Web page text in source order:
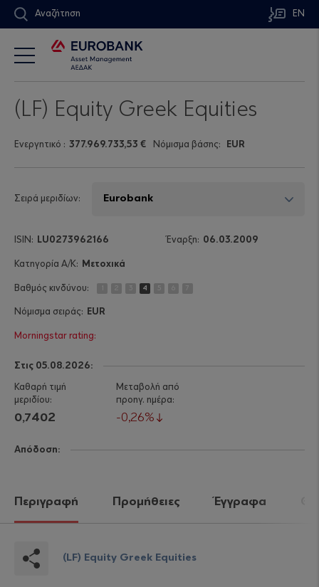
Αναζήτηση EN
(LF) Equity Greek Equities
Νόμισμα βάσης: EUR
Ενεργητικό : 377.969.733,53 €
Σειρά μεριδίων:
LU0273962166
Μετοχικά
3 4 7
EUR
06.03.2009
Στις 05.08.2026:
0,7402 0,26%
Απόδοση:
Περιγραφή Προμήθειες Έγγραφα
(LF) Equity Greek Equities